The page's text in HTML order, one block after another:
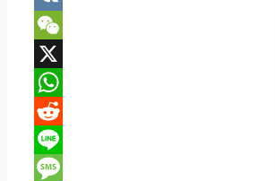
VK
WeChat
X
WhatsApp
Reddit
Line